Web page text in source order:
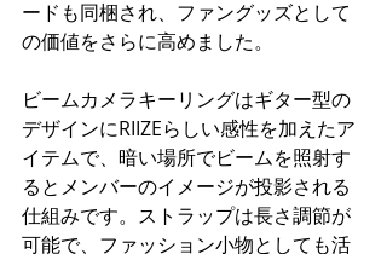
ードも同梱され、ファングッズとして
の価値をさらに高めました。
ビームカメラキーリングはギター型の
デザインにRIIZEらしい感性を加えたア
イテムで、暗い場所でビームを照射す
るとメンバーのイメージが投影される
仕組みです。ストラップは長さ調節が
可能で、ファッション小物としても活